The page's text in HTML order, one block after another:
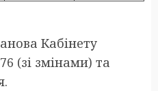
Кабінету
(зі змінами) та